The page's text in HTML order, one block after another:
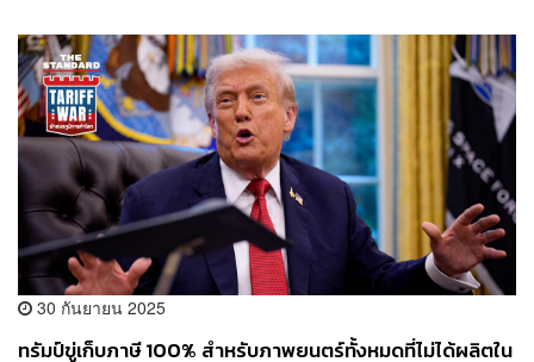
30 กันยายน 2025
ทรัมป์ขู่เก็บภาษี 100% สำหรับภาพยนตร์ทั้งหมดที่ไม่ได้ผลิตใน